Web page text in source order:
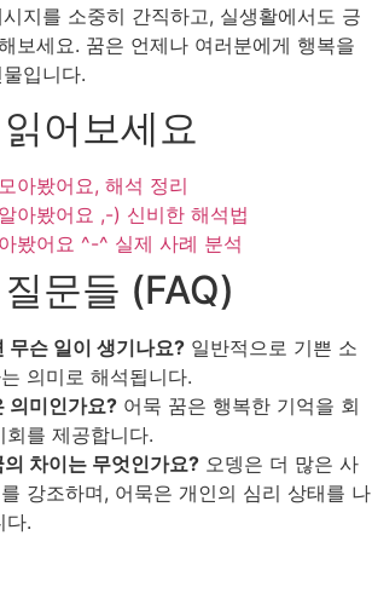
지를 소중히 간직하고, 실생활에서도 긍
보세요. 꿈은 언제나 여러분에게 행복을
입니다.
어보세요
아봤어요, 해석 정리
아봤어요 ,-) 신비한 해석법
봤어요 ^-^ 실제 사례 분석
문들 (FAQ)
무슨 일이 생기나요? 일반적으로 기쁜 소
의미로 해석됩니다.
의미인가요? 어묵 꿈은 행복한 기억을 회
를 제공합니다.
차이는 무엇인가요? 오뎅은 더 많은 사
강조하며, 어묵은 개인의 심리 상태를 나
다.